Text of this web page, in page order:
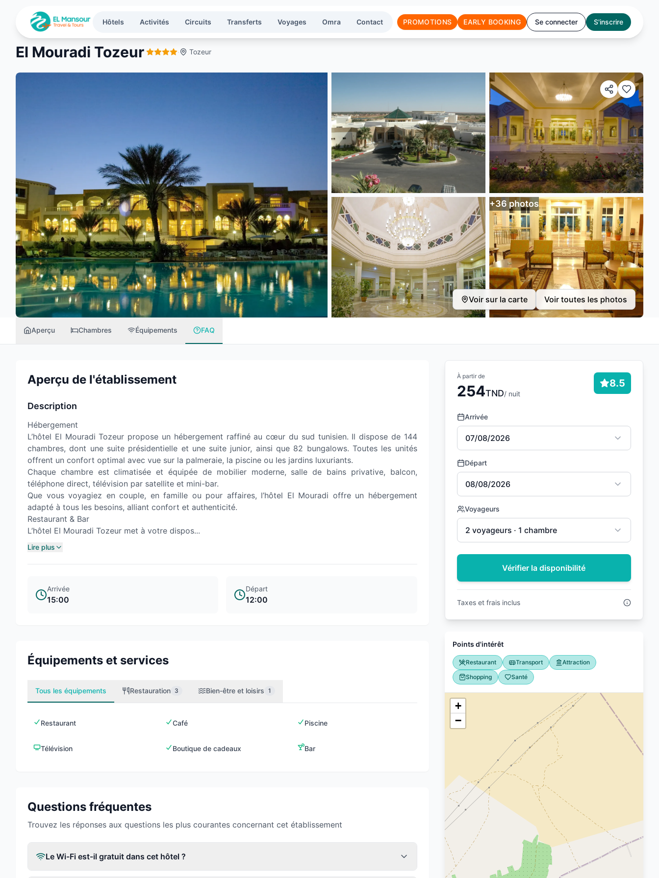
Hôtels Activités Circuits Transferts Voyages Omra Contact PROMOTIONS EARLY BOOKING Se connecter S'inscrire
El Mouradi Tozeur · Tozeur
+36 photos
Voir sur la carte Voir toutes les photos
Aperçu Chambres Équipements FAQ
Aperçu de l'établissement
Description
Hébergement
L’hôtel El Mouradi Tozeur propose un hébergement raffiné au cœur du sud tunisien. Il dispose de 144
chambres, dont une suite présidentielle et une suite junior, ainsi que 82 bungalows. Toutes les unités
offrent un confort optimal avec vue sur la palmeraie, la piscine ou les jardins luxuriants.
Chaque chambre est climatisée et équipée de mobilier moderne, salle de bains privative, balcon,
téléphone direct, télévision par satellite et mini-bar.
Que vous voyagiez en couple, en famille ou pour affaires, l’hôtel El Mouradi offre un hébergement
adapté à tous les besoins, alliant confort et authenticité.
Restaurant & Bar
L’hôtel El Mouradi Tozeur met à votre dispos...
Lire plus
Arrivée
15:00
Départ
12:00
Équipements et services
Tous les équipements Restauration 3 Bien-être et loisirs 1
Restaurant Café Piscine
Télévision Boutique de cadeaux Bar
Questions fréquentes
Trouvez les réponses aux questions les plus courantes concernant cet établissement
Le Wi-Fi est-il gratuit dans cet hôtel ?
À partir de
254TND/ nuit
8.5
Arrivée
07/08/2026
Départ
08/08/2026
Voyageurs
2 voyageurs · 1 chambre
Vérifier la disponibilité
Taxes et frais inclus
Points d'intérêt
Restaurant Transport
Attraction
Shopping
Santé
+
−